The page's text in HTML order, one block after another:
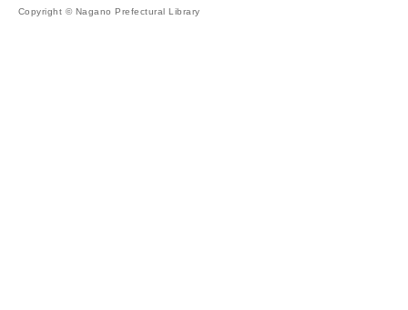
Copyright © Nagano Prefectural Library